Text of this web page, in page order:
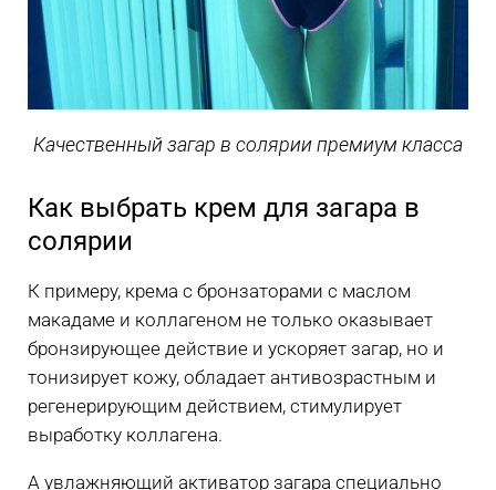
Качественный загар в солярии премиум класса
Как выбрать крем для загара в
солярии
К примеру, крема с бронзаторами с маслом
макадаме и коллагеном не только оказывает
бронзирующее действие и ускоряет загар, но и
тонизирует кожу, обладает антивозрастным и
регенерирующим действием, стимулирует
выработку коллагена.
А увлажняющий активатор загара специально